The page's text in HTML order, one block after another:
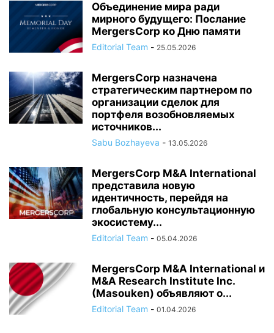
Объединение мира ради
мирного будущего: Послание
MergersCorp ко Дню памяти
Editorial Team - 25.05.2026
MergersCorp назначена
стратегическим партнером по
организации сделок для
портфеля возобновляемых
источников...
Sabu Bozhayeva - 13.05.2026
MergersCorp M&A International
представила новую
идентичность, перейдя на
глобальную консультационную
экосистему...
Editorial Team - 05.04.2026
MergersCorp M&A International и
M&A Research Institute Inc.
(Masouken) объявляют о...
Editorial Team - 01.04.2026